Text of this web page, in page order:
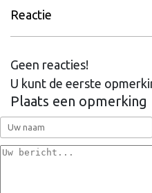
Reactie
Geen reacties!
U kunt de eerste
Plaats een opmerking